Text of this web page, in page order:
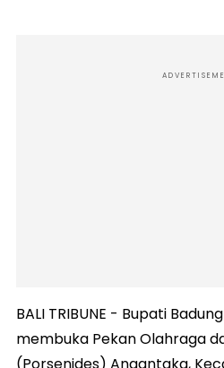
BALI TRIBUNE - Bupati
membuka Pekan Olahraga
(Porsenides) Angantaka,